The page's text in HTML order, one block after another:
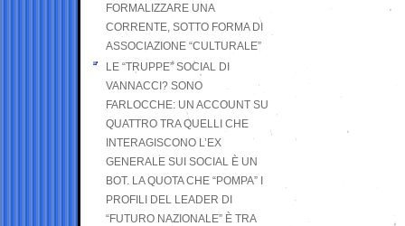
FORMALIZZARE UNA
CORRENTE, SOTTO FORMA DI
ASSOCIAZIONE “CULTURALE”
LE “TRUPPE” SOCIAL DI
VANNACCI? SONO
FARLOCCHE: UN ACCOUNT SU
QUATTRO TRA QUELLI CHE
INTERAGISCONO L’EX
GENERALE SUI SOCIAL È UN
BOT. LA QUOTA CHE “POMPA” I
PROFILI DEL LEADER DI
“FUTURO NAZIONALE” È TRA